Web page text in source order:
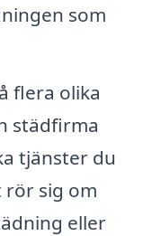
som
flera olika
städfirma
tjänster du
rör sig om
eller